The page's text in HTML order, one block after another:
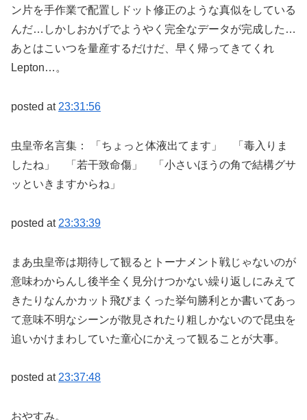
ン片を手作業で配置しドット修正のような真似をしている
んだ…しかしおかげでようやく完全なデータが完成した…
あとはこいつを量産するだけだ、早く帰ってきてくれ
Lepton…。
posted at 23:31:56
虫皇帝名言集： 「ちょっと体液出てます」 「毒入りま
したね」 「若干致命傷」 「小さいほうの角で結構グサ
ッといきますからね」
posted at 23:33:39
まあ虫皇帝は期待して観るとトーナメント戦じゃないのが
意味わからんし後半全く見分けつかない繰り返しにみえて
きたりなんかカット飛びまくった挙句勝利とか書いてあっ
て意味不明なシーンが散見されたり粗しかないので昆虫を
追いかけまわしていた童心にかえって観ることが大事。
posted at 23:37:48
おやすみ。